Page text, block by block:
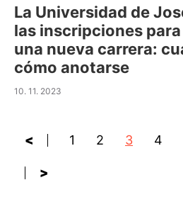
La Universidad de
las inscripciones
una nueva carrera:
cómo anotarse
10. 11. 2023
< 1 2 3 4
>